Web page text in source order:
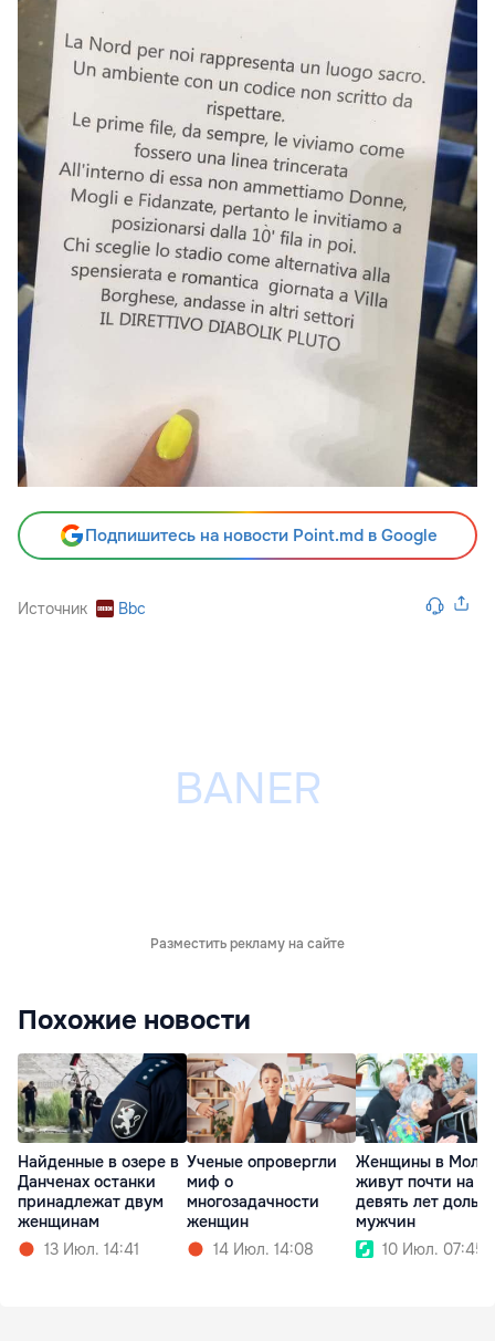
Подпишитесь на новости Point.md в Google
Источник Bbc
Разместить рекламу на сайте
Похожие новости
Найденные в озере в
Данченах останки
принадлежат двум
женщинам
13 Июл. 14:41
Ученые опровергли
миф о
многозадачности
женщин
14 Июл. 14:08
Женщины в
живут почти на
девять лет
мужчин
10 Июл. 07:45